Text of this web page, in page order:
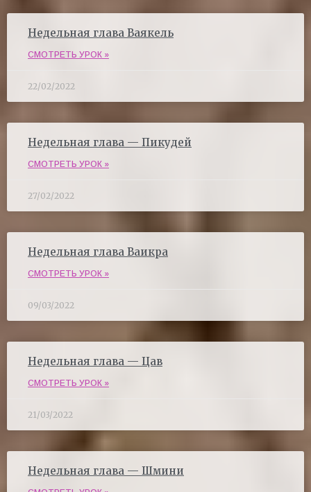
Недельная глава Ваякель
СМОТРЕТЬ УРОК »
22/02/2022
Недельная глава — Пикудей
СМОТРЕТЬ УРОК »
27/02/2022
Недельная глава Ваикра
СМОТРЕТЬ УРОК »
09/03/2022
Недельная глава — Цав
СМОТРЕТЬ УРОК »
21/03/2022
Недельная глава — Шмини